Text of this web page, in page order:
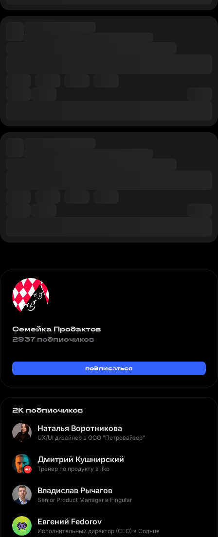
Семейка Продактов
2937 подписчиков
подписаться
2K подписчиков
Наталья Воротникова
UX/UI дизайнер в ООО "Петровайзер"
Дмитрий Кушнирский
Тренер по продукту в iiko
Владислав Рычагов
Senior Product Manager в Fingular
Евгений Fedorov
Исполнительный директор (CEO) в Солнце